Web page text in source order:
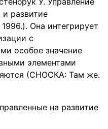
развитие
Она интегрирует
с
особое значение
элементами
(СНОСКА: Там же.
на развитие